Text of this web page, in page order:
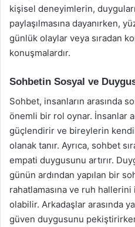
kişisel deneyimlerin,
paylaşılmasına dayanırken,
günlük olaylar veya sıradan
konuşmalardır.
Sohbetin Sosyal ve
Sohbet, insanların arasında
önemli bir rol oynar. İnsanlar
güçlendirir ve bireylerin
olanak tanır. Ayrıca, sohbet
empati duygusunu artırır.
günün ardından yapılan bir
rahatlamasına ve ruh hallerini
olabilir. Arkadaşlar arasında
güven duygusunu